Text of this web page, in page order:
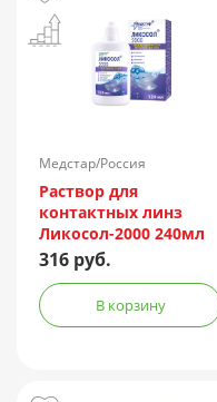
Медстар/Россия
Раствор для
контактных линз
Ликосол-2000 240мл
316 руб.
В корзину